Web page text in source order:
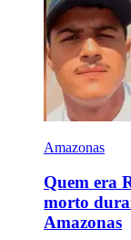
Amazonas
Quem era
morto
Amazonas